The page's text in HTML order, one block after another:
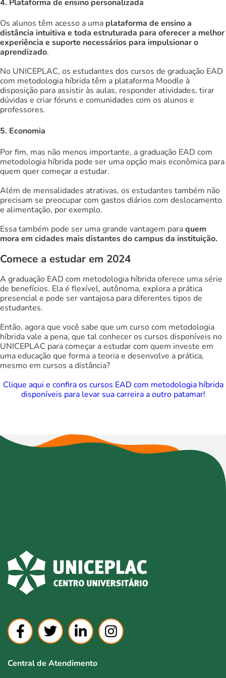
4. Plataforma de ensino personalizada
Os alunos têm acesso a uma plataforma de ensino a
distância intuitiva e toda estruturada para oferecer a melhor
experiência e suporte necessários para impulsionar o
aprendizado.
No UNICEPLAC, os estudantes dos cursos de graduação EAD
com metodologia híbrida têm a plataforma Moodle à
disposição para assistir às aulas, responder atividades, tirar
dúvidas e criar fóruns e comunidades com os alunos e
professores.
5. Economia
Por fim, mas não menos importante, a graduação EAD com
metodologia híbrida pode ser uma opção mais econômica para
quem quer começar a estudar.
Além de mensalidades atrativas, os estudantes também não
precisam se preocupar com gastos diários com deslocamento
e alimentação, por exemplo.
Essa também pode ser uma grande vantagem paraquem
mora em cidades mais distantes do campus da instituição.
Comece a estudar em 2024
A graduação EAD com metodologia híbrida oferece uma série
de benefícios. Ela é flexível, autônoma, explora a prática
presencial e pode ser vantajosa para diferentes tipos de
estudantes.
Então, agora que você sabe que um curso com metodologia
híbrida vale a pena, que tal conhecer os cursos disponíveis no
UNICEPLAC para começar a estudar com quem investe em
uma educação que forma a teoria e desenvolve a prática,
mesmo em cursos a distância?
Clique aqui e confira os cursos EAD com metodologia híbrida
disponíveis para levar sua carreira a outro patamar!
Central de Atendimento